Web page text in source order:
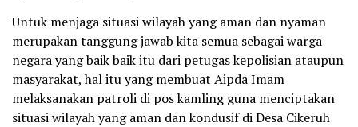
Untuk menjaga situasi wilayah yang aman dan nyaman
merupakan tanggung jawab kita semua sebagai warga
negara yang baik baik itu dari petugas kepolisian ataupun
masyarakat, hal itu yang membuat Aipda Imam
melaksanakan patroli di pos kamling guna menciptakan
situasi wilayah yang aman dan kondusif di Desa Cikeruh